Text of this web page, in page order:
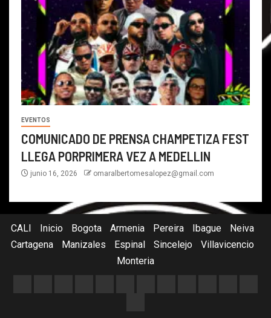
EVENTOS
COMUNICADO DE PRENSA CHAMPETIZA FEST
LLEGA PORPRIMERA VEZ A MEDELLIN
junio 16, 2026 omaralbertomesalopez@gmail.com
CALI Inicio Bogota Armenia Pereira Ibague
Neiva
Cartagena
Manizales Espinal Sincelejo
Villavicencio
Monteria